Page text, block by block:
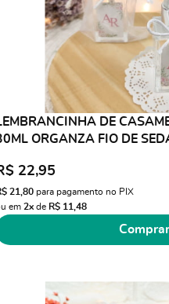
DE
ORGANZA FIO DE
22,95
21,80 para pagamento no PIX
em2x de R$ 11,48